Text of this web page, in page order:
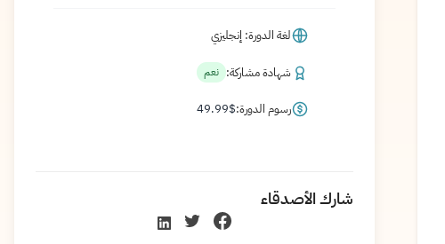
لغة الدورة: إنجليزي
شهادة مشاركة: نعم
رسوم الدورة: 49.99$
شارك الأصدقاء